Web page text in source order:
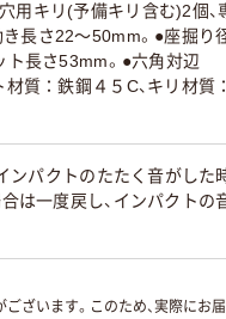
用キリ(予備キリ含む)2個、
長さ22～50mm。●座掘り
長さ53mm。●六角対辺
質：鉄鋼４５C、キリ材質
パクトのたたく音がした時
は一度戻し、インパクトの
ございます。このため、実際にお